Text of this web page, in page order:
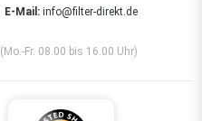
E-Mail:info@filter-direkt.de
(Mo.-Fr. 08.00 bis 16.00 Uhr)